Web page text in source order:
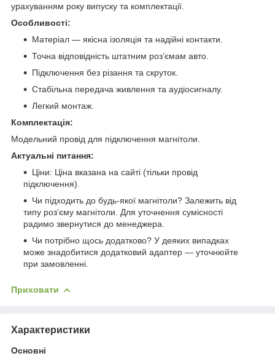
урахуванням року випуску та комплектації.
Особливості:
Матеріал — якісна ізоляція та надійні контакти.
Точна відповідність штатним роз’ємам авто.
Підключення без різання та скруток.
Стабільна передача живлення та аудіосигналу.
Легкий монтаж.
Комплектація:
Модельний провід для підключення магнітоли.
Актуальні питання:
Ціни: Ціна вказана на сайті (тільки провід
підключення).
Чи підходить до будь-якої магнітоли? Залежить від
типу роз’єму магнітоли. Для уточнення сумісності
радимо звернутися до менеджера.
Чи потрібно щось додатково? У деяких випадках
може знадобитися додатковий адаптер — уточнюйте
при замовленні.
Приховати
Характеристики
Основні